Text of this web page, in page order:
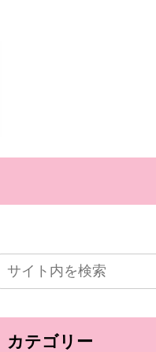
カテゴリー